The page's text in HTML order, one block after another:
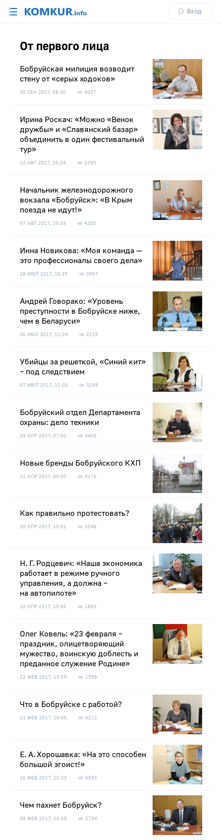
☰ Вход
От первого лица
Бобруйская милиция возводит
стену от «серых ходоков»
30 СЕН 2017, 08:30 3037
Ирина Роскач: «Можно «Венок
дружбы» и «Славянский базар»
объединить в один фестивальный
тур»
12 АВГ 2017, 10:24 2295
Начальник железнодорожного
вокзала «Бобруйск»: «В Крым
поезда не идут!»
07 АВГ 2017, 10:33 4285
Инна Новикова: «Моя команда —
это профессионалы своего дела»
28 ИЮЛ 2017, 10:35 3967
Андрей Говорако: «Уровень
преступности в Бобруйске ниже,
чем в Беларуси»
26 ИЮЛ 2017, 11:24 2215
Убийцы за решеткой, «Синий кит»
– под следствием
07 ИЮЛ 2017, 11:02 3299
Бобруйский отдел Департамента
охраны: дело техники
29 АПР 2017, 07:00 3403
Новые бренды Бобруйского КХП
21 АПР 2017, 09:00 3176
Как правильно протестовать?
20 АПР 2017, 15:01 3246
Н. Г. Родцевич: «Наша экономика
работает в режиме ручного
управления, а должна –
на автопилоте»
12 АПР 2017, 15:00 1892
Олег Ковель: «23 февраля –
праздник, олицетворяющий
мужество, воинскую доблесть и
преданное служение Родине»
22 ФЕВ 2017, 15:55 1558
Что в Бобруйске с работой?
21 ФЕВ 2017, 10:06 3212
Е. А. Хорошавка: «На это способен
большой эгоист!»
16 ФЕВ 2017, 10:23 3593
Чем пахнет Бобруйск?
09 ФЕВ 2017, 10:39 2734